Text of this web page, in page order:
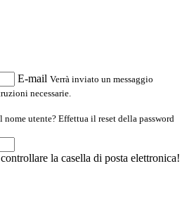
E-mail Verrà inviato un messaggio
necessarie.
nome utente? Effettua il reset della password
la casella di posta elettronica!